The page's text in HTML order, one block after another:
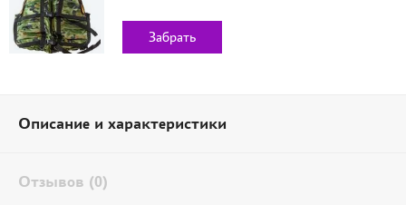
Забрать
Описание и характеристики
Отзывов (0)